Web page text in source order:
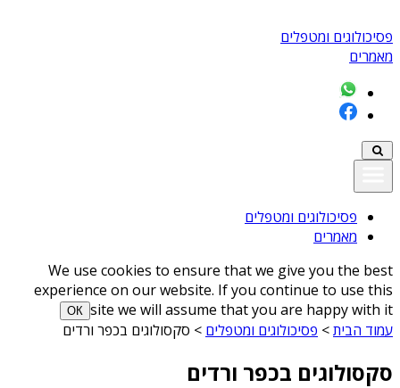
פסיכולוגים ומטפלים
מאמרים
פסיכולוגים ומטפלים
מאמרים
We use cookies to ensure that we give you the best
experience on our website. If you continue to use this
site we will assume that you are happy with it
ОК
עמוד הבית> פסיכולוגים ומטפלים > סקסולוגים בכפר ורדים
סקסולוגים בכפר ורדים